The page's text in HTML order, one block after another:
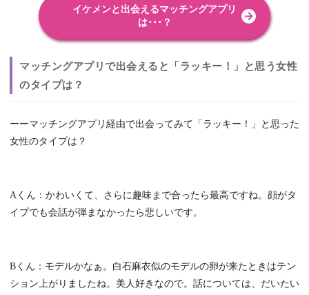
イケメンと出会えるマッチングアプリ
は･･･？
マッチングアプリで出会えると「ラッキー！」と思う女性
のタイプは？
ーーマッチングアプリ経由で出会ってみて「ラッキー！」と思った
女性のタイプは？
Aくん：かわいくて、さらに趣味まで合ったら最高ですね。顔がタ
イプでも会話が弾まなかったら悲しいです。
Bくん：モデルかなぁ。白石麻衣似のモデルの卵が来たときはテン
ション上がりましたね。美人好きなので。話については、だいたい